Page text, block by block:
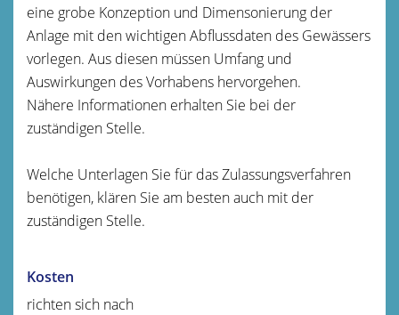
eine grobe Konzeption und Dimensonierung der
Anlage mit den wichtigen Abflussdaten des Gewässers
vorlegen. Aus diesen müssen Umfang und
Auswirkungen des Vorhabens hervorgehen.
Nähere Informationen erhalten Sie bei der
zuständigen Stelle.
Welche Unterlagen Sie für das Zulassungsverfahren
benötigen, klären Sie am besten auch mit der
zuständigen Stelle.
Kosten
richten sich nach